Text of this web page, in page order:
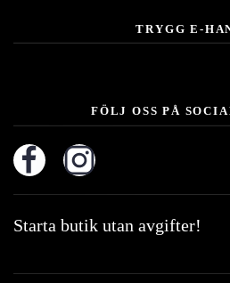
TRYGG E-
FÖLJ OSS PÅ
Starta butik utan avgifter!